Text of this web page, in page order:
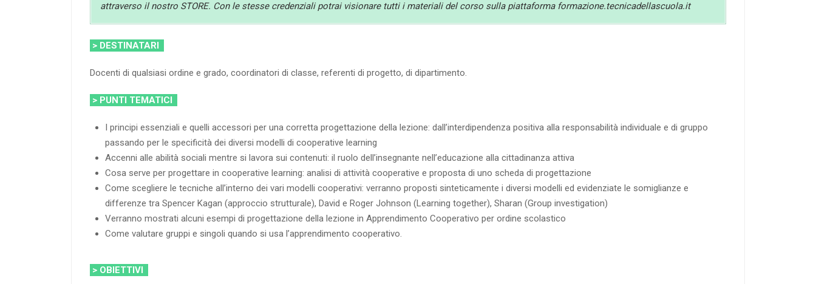
attraverso il nostro STORE. Con le stesse credenziali potrai visionare tutti i materiali del corso sulla piattaforma formazione.tecnicadellascuola.it
> DESTINATARI
Docenti di qualsiasi ordine e grado, coordinatori di classe, referenti di progetto, di dipartimento.
> PUNTI TEMATICI
I principi essenziali e quelli accessori per una corretta progettazione della lezione: dall’interdipendenza positiva alla responsabilità individuale e di gruppo
passando per le specificità dei diversi modelli di cooperative learning
Accenni alle abilità sociali mentre si lavora sui contenuti: il ruolo dell’insegnante nell’educazione alla cittadinanza attiva
Cosa serve per progettare in cooperative learning: analisi di attività cooperative e proposta di uno scheda di progettazione
Come scegliere le tecniche all’interno dei vari modelli cooperativi: verranno proposti sinteticamente i diversi modelli ed evidenziate le somiglianze e
differenze tra Spencer Kagan (approccio strutturale), David e Roger Johnson (Learning together), Sharan (Group investigation)
Verranno mostrati alcuni esempi di progettazione della lezione in Apprendimento Cooperativo per ordine scolastico
Come valutare gruppi e singoli quando si usa l’apprendimento cooperativo.
> OBIETTIVI